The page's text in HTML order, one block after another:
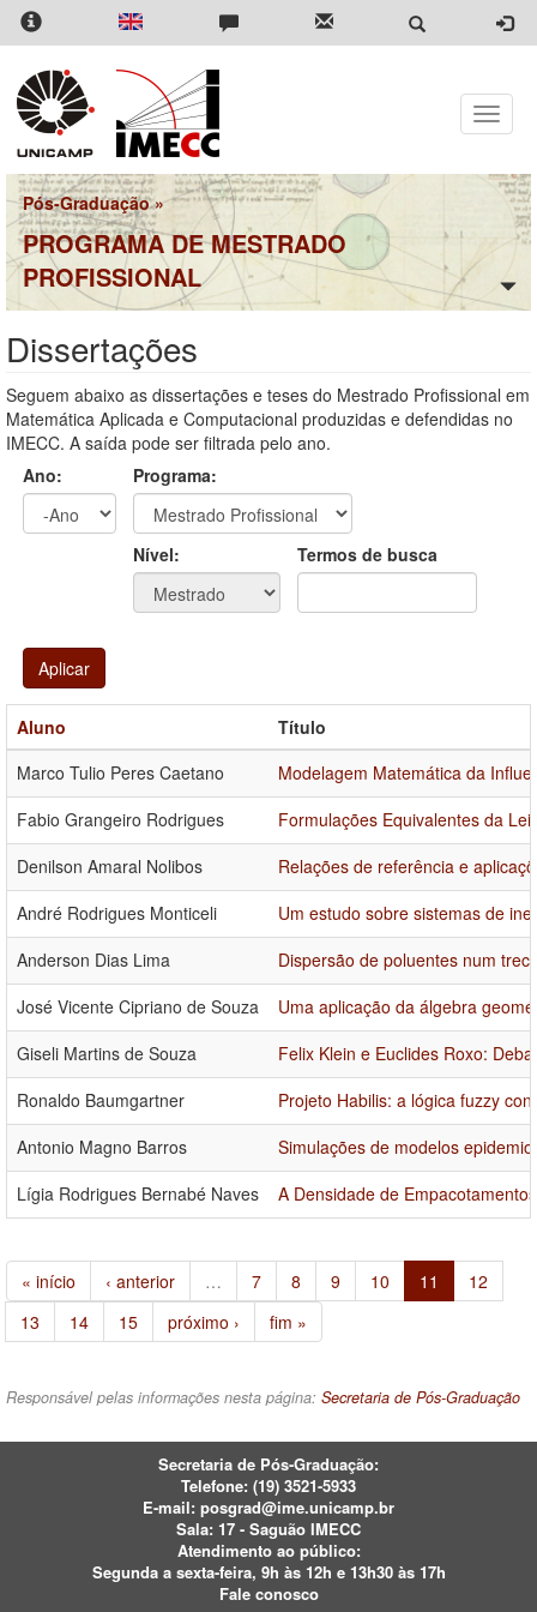
Pular
para
conteúdo
principal
Toggle
Pós-Graduação»
PROGRAMA DE MESTRADO
PROFISSIONAL
Dissertações
Seguem abaixo as dissertações e teses do Mestrado Profissional em
Matemática Aplicada e Computacional produzidas e defendidas no
IMECC. A saída pode ser filtrada pelo ano.
Ano:
Programa:
Nível: Termos de busca
Aplicar
Aluno
Título
Marco Tulio Peres Caetano
Modelagem Matemática da
Fabio Grangeiro Rodrigues
Formulações Equivalentes da
Denilson Amaral Nolibos
Relações de referência e
André Rodrigues Monticeli
Um estudo sobre sistemas de
Anderson Dias Lima
Dispersão de poluentes num
José Vicente Cipriano de Souza
Uma aplicação da álgebra
Giseli Martins de Souza
Felix Klein e Euclides Roxo:
Ronaldo Baumgartner
Projeto Habilis: a lógica fuzzy
Antonio Magno Barros
Simulações de modelos
Lígia Rodrigues Bernabé Naves
A Densidade de
« início ‹ anterior … 7 8 9 10 11
12
13
14 15 próximo › fim »
Responsável pelas informações nesta página: Secretaria de Pós-Graduação
Secretaria de Pós-Graduação:
Telefone: (19) 3521-5933
E-mail: posgrad@ime.unicamp.br
Sala: 17 - Saguão IMECC
Atendimento ao público:
Segunda a sexta-feira, 9h às 12h e 13h30 às 17h
Fale conosco